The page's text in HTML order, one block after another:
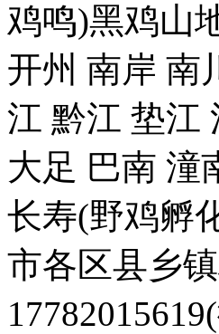
鸡鸣)黑鸡山
开州 南岸 南
江 黔江 垫江
大足 巴南 潼
长寿(野鸡孵
市各区县乡